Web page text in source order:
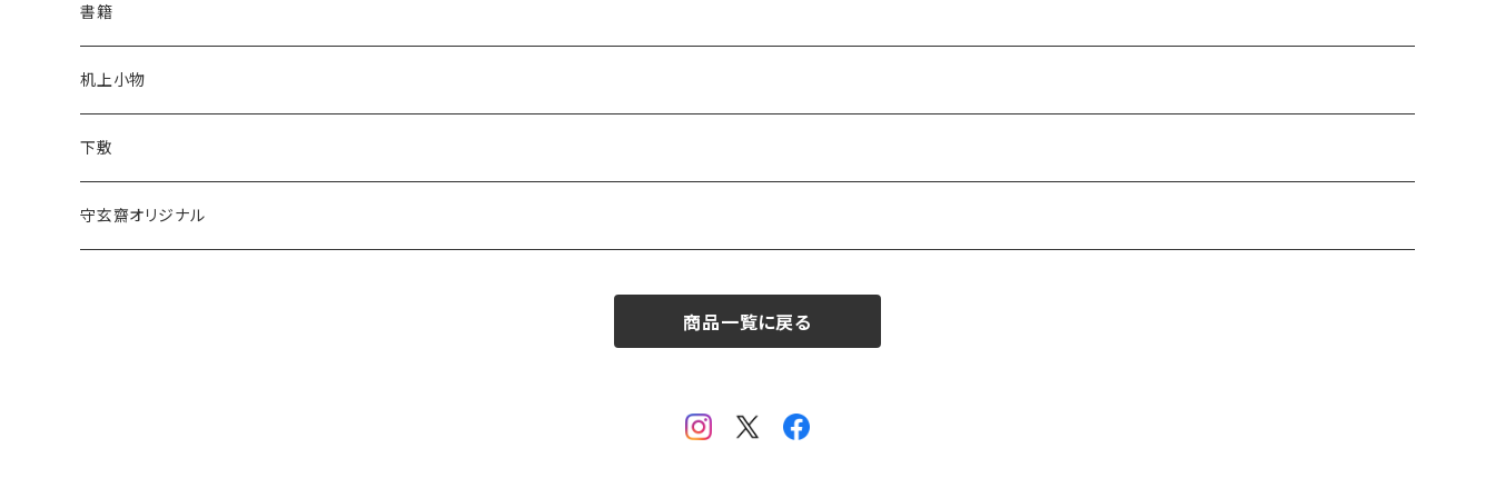
菊壽堂
唐筆
菊壽堂
かな用
書籍
机上小物
下敷
守玄齋オリジナル
商品一覧に戻る